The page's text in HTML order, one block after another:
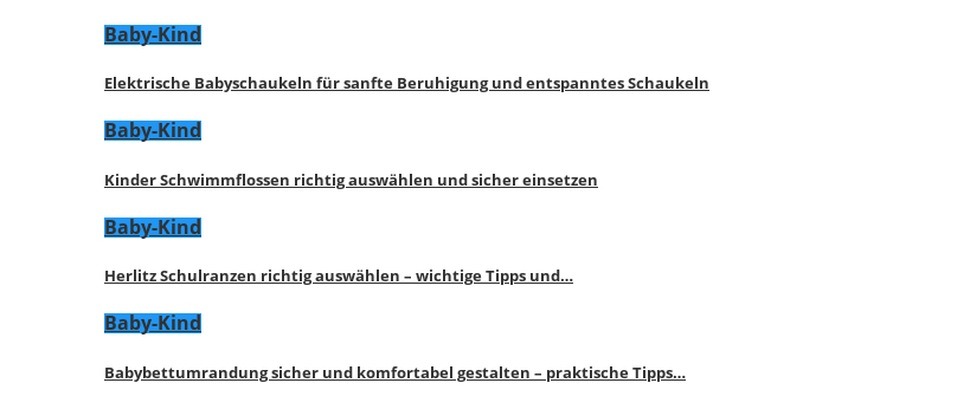
Baby-Kind
Elektrische Babyschaukeln für sanfte Beruhigung und entspanntes Schaukeln
Baby-Kind
Kinder Schwimmflossen richtig auswählen und sicher einsetzen
Baby-Kind
Herlitz Schulranzen richtig auswählen – wichtige Tipps und…
Baby-Kind
Babybettumrandung sicher und komfortabel gestalten – praktische Tipps…